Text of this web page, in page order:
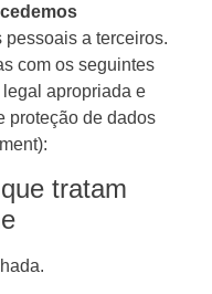
pessoais a terceiros.
com os seguintes
apropriada e
proteção de dados
tratam